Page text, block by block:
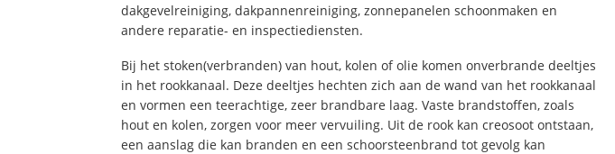
dakgevelreiniging, dakpannenreiniging, zonnepanelen schoonmaken en
andere reparatie- en inspectiediensten.
Bij het stoken(verbranden) van hout, kolen of olie komen onverbrande deeltjes
in het rookkanaal. Deze deeltjes hechten zich aan de wand van het rookkanaal
en vormen een teerachtige, zeer brandbare laag. Vaste brandstoffen, zoals
hout en kolen, zorgen voor meer vervuiling. Uit de rook kan creosoot ontstaan,
een aanslag die kan branden en een schoorsteenbrand tot gevolg kan